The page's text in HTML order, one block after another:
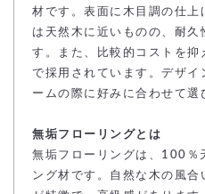
材です。表面に木目調の仕上
は天然木に近いものの、耐久
す。また、比較的コストを抑
で採用されています。デザイ
ームの際に好みに合わせて選
無垢フローリングとは
無垢フローリングは、100％
ング材です。自然な木の風